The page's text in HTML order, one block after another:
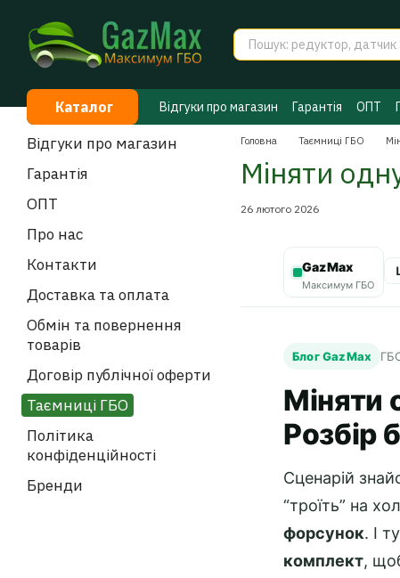
Каталог Відгуки про магазин Гарантія ОПТ
Договір публічної оферти
Таємниці
Головна Таємниці ГБО
Міняти
26 лютого 2026
GazMax
Максимум ГБО
Блог GazMax
Міняти
Розбір
Сценарій
“троїть” на
форсунок. І
комплект,
Відгуки про магазин
Гарантія
ОПТ
Про нас
Контакти
Доставка та оплата
Обмін та повернення
товарів
Договір публічної оферти
Таємниці ГБО
Політика
конфіденційності
Бренди